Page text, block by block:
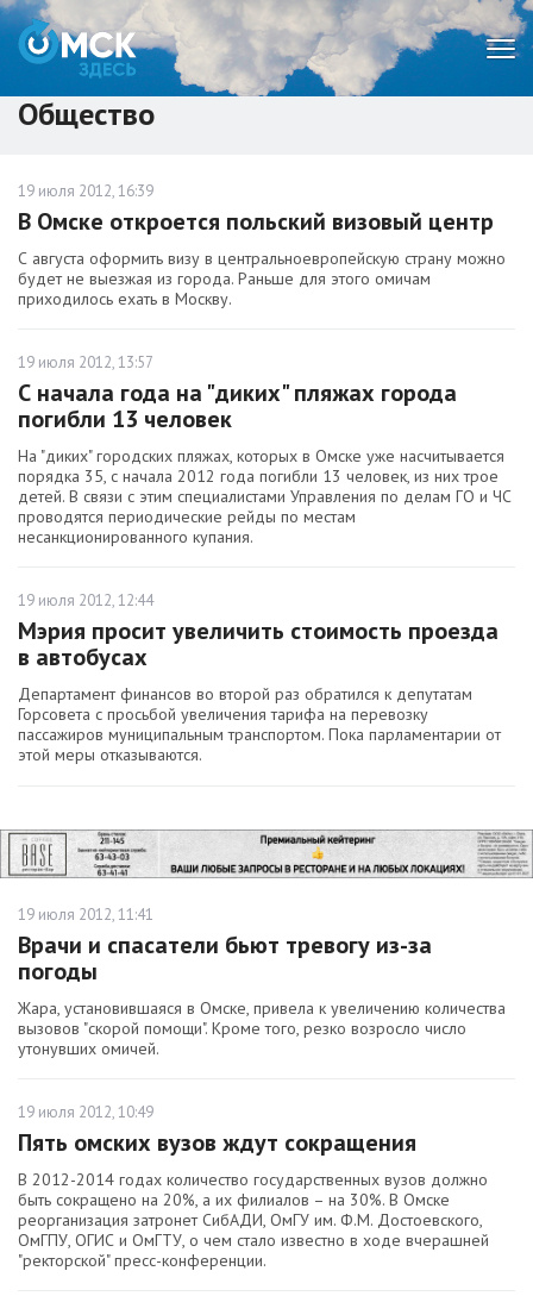
Общество
19 июля 2012, 16:39
В Омске откроется польский визовый центр
С августа оформить визу в центральноевропейскую страну можно
будет не выезжая из города. Раньше для этого омичам
приходилось ехать в Москву.
19 июля 2012, 13:57
С начала года на "диких" пляжах города
погибли 13 человек
На "диких" городских пляжах, которых в Омске уже насчитывается
порядка 35, с начала 2012 года погибли 13 человек, из них трое
детей. В связи с этим специалистами Управления по делам ГО и ЧС
проводятся периодические рейды по местам
несанкционированного купания.
19 июля 2012, 12:44
Мэрия просит увеличить стоимость проезда
в автобусах
Департамент финансов во второй раз обратился к депутатам
Горсовета с просьбой увеличения тарифа на перевозку
пассажиров муниципальным транспортом. Пока парламентарии от
этой меры отказываются.
19 июля 2012, 11:41
Врачи и спасатели бьют тревогу из-за
погоды
Жара, установившаяся в Омске, привела к увеличению количества
вызовов "скорой помощи". Кроме того, резко возросло число
утонувших омичей.
19 июля 2012, 10:49
Пять омских вузов ждут сокращения
В 2012-2014 годах количество государственных вузов должно
быть сокращено на 20%, а их филиалов – на 30%. В Омске
реорганизация затронет СибАДИ, ОмГУ им. Ф.М. Достоевского,
ОмГПУ, ОГИС и ОмГТУ, о чем стало известно в ходе вчерашней
"ректорской" пресс-конференции.